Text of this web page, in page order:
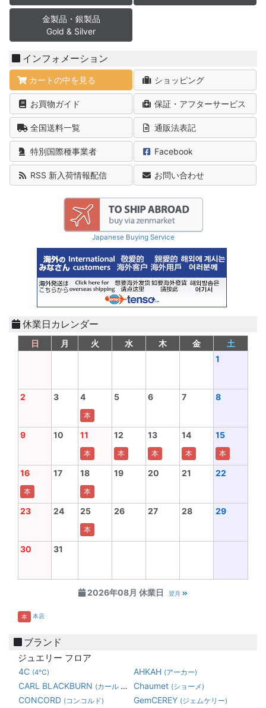
金製品・銀製品
Gold & Silver
インフォメーション
カートの中を見る ショッピング
お買物ガイド 保証・アフターサービス
全国送料一覧 通販法表記
特別国際種事業者 Facebook
RSS 新入荷情報配信 お問い合わせ
Japanese Buying Service
休業日カレンダー
2026年08月 休業日 翌月
日 月 火 水 木 金
土
1
2 3 4
本
5 6 7 8
9 10 11
本
12
本
13
本
14
本
15
本
16
本
17 18
本
19 20 21 22
23 24 25
本
26 27 28 29
30 31
本 本店
ブランド
ジュエリー フロア
4C (4℃) AHKAH (アーカー)
CARL BLACKBURN (カール ブラックバーン) Chaumet (ショーメ)
CONCORD (コンコルド) GemCEREY (ジェムケリー)